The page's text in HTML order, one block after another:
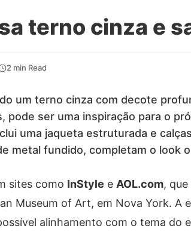
terno cinza e
2 min Read
um terno cinza com decote
pode ser uma inspiração para o
uma jaqueta estruturada e
metal fundido, completam o look
sites como InStyle e AOL.com,
Museum of Art, em Nova York.
alinhamento com o tema do